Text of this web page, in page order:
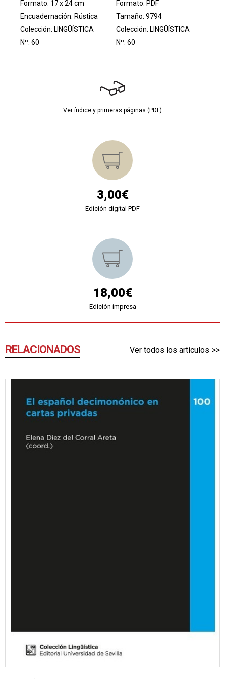
Formato: 17 x 24 cm
Encuadernación: Rústica
Colección: LINGÜÍSTICA
Nº: 60
Formato: PDF
Tamaño: 9794
Colección:LINGÜÍSTICA
Nº: 60
Ver índice y primeras páginas (PDF)
3,00€
Edición digital PDF
18,00€
Edición impresa
RELACIONADOS Ver todos los artículos